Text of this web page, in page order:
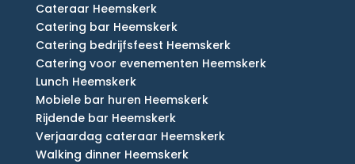
Cateraar Heemskerk
Catering bar Heemskerk
Catering bedrijfsfeest Heemskerk
Catering voor evenementen Heemskerk
Lunch Heemskerk
Mobiele bar huren Heemskerk
Rijdende bar Heemskerk
Verjaardag cateraar Heemskerk
Walking dinner Heemskerk